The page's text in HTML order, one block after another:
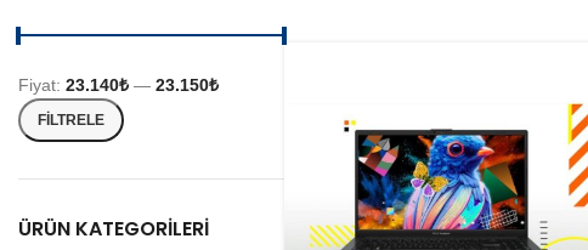
FILTRELE
Fiyat: 23.140₺ — 23.150₺
ÜRÜN KATEGORILERI